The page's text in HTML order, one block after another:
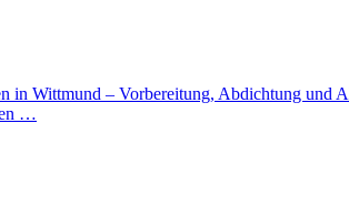
in Wittmund – Vorbereitung, Abdichtung und
…